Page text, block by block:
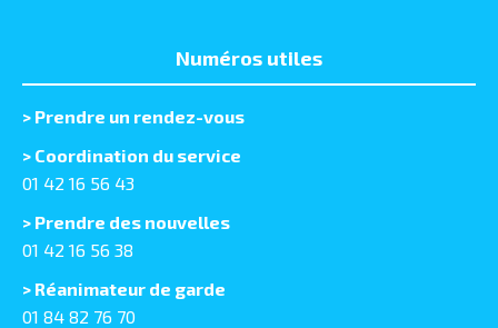
Numéros utiles
> Prendre un rendez-vous
> Coordination du service
01 42 16 56 43
> Prendre des nouvelles
01 42 16 56 38
> Réanimateur de garde
01 84 82 76 70